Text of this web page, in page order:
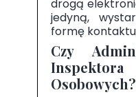
drogą
jedyną,
formę
Czy
Osobowych?